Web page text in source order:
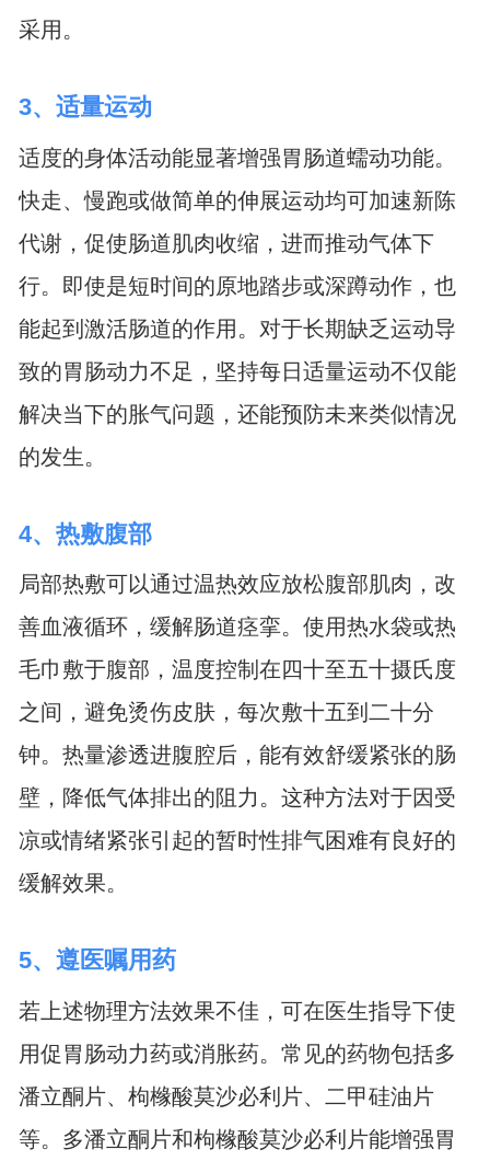
采用。
3、适量运动
适度的身体活动能显著增强胃肠道蠕动功能。
快走、慢跑或做简单的伸展运动均可加速新陈
代谢，促使肠道肌肉收缩，进而推动气体下
行。即使是短时间的原地踏步或深蹲动作，也
能起到激活肠道的作用。对于长期缺乏运动导
致的胃肠动力不足，坚持每日适量运动不仅能
解决当下的胀气问题，还能预防未来类似情况
的发生。
4、热敷腹部
局部热敷可以通过温热效应放松腹部肌肉，改
善血液循环，缓解肠道痉挛。使用热水袋或热
毛巾敷于腹部，温度控制在四十至五十摄氏度
之间，避免烫伤皮肤，每次敷十五到二十分
钟。热量渗透进腹腔后，能有效舒缓紧张的肠
壁，降低气体排出的阻力。这种方法对于因受
凉或情绪紧张引起的暂时性排气困难有良好的
缓解效果。
5、遵医嘱用药
若上述物理方法效果不佳，可在医生指导下使
用促胃肠动力药或消胀药。常见的药物包括多
潘立酮片、枸橼酸莫沙必利片、二甲硅油片
等。多潘立酮片和枸橼酸莫沙必利片能增强胃